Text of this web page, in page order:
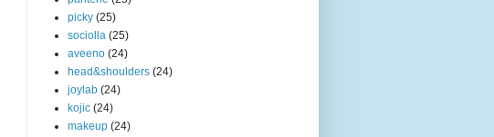
picky (25)
sociolla (25)
aveeno (24)
head&shoulders (24)
joylab (24)
kojic (24)
makeup (24)